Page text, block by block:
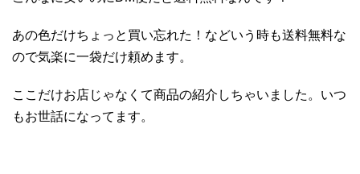
あの色だけちょっと買い忘れた！などいう時も送料無料な
ので気楽に一袋だけ頼めます。
ここだけお店じゃなくて商品の紹介しちゃいました。いつ
もお世話になってます。